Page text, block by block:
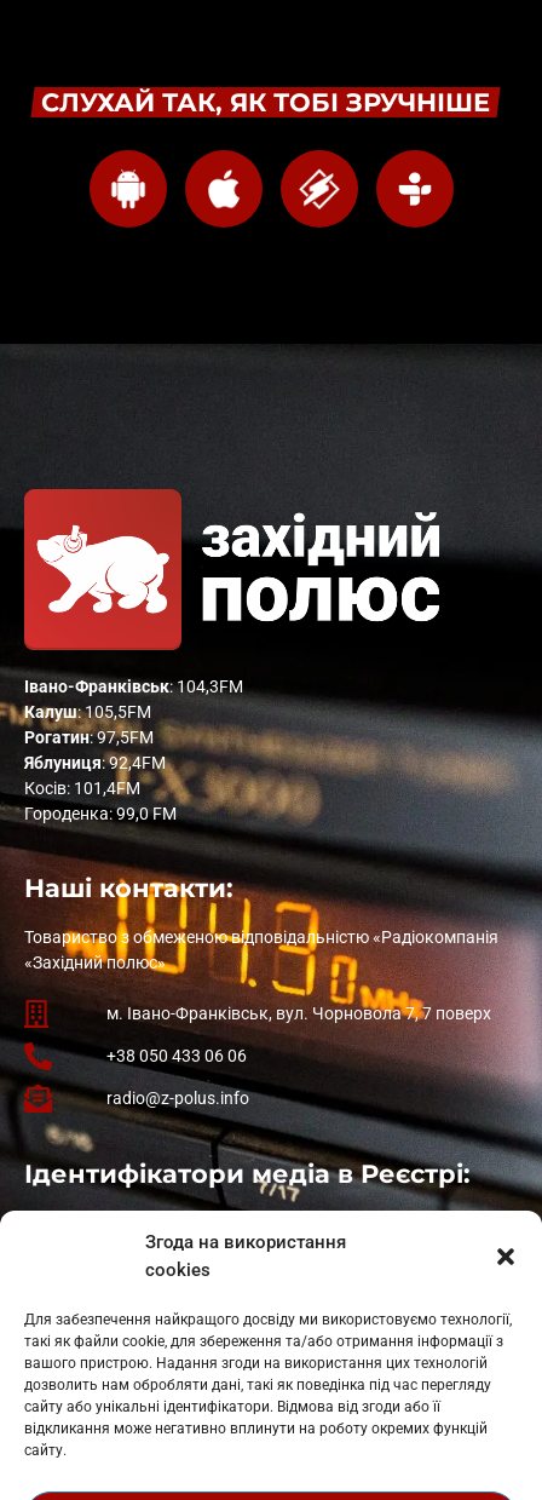
Згода на використання
cookies
Для забезпечення найкращого досвіду ми використовуємо технології,
такі як файли cookie, для збереження та/або отримання інформації з
вашого пристрою. Надання згоди на використання цих технологій
дозволить нам обробляти дані, такі як поведінка під час перегляду
сайту або унікальні ідентифікатори. Відмова від згоди або її
відкликання може негативно вплинути на роботу окремих функцій
сайту.
СЛУХАЙ ТАК, ЯК ТОБІ ЗРУЧНІШЕ
Івано-Франківськ: 104,3FM
Калуш: 105,5FM
Рогатин: 97,5FM
Яблуниця: 92,4FM
Косів: 101,4FM
Городенка: 99,0 FM
Наші контакти:
Товариство з обмеженою відповідальністю «Радіокомпанія
«Західний полюс»
м. Івано-Франківськ, вул. Чорновола 7, 7 поверх
+38 050 433 06 06
radio@z-polus.info
Ідентифікатори медіа в Реєстрі:
: L11-01410
: L11-01801
Косів: L11-01805
Гарасимів: L11-02274